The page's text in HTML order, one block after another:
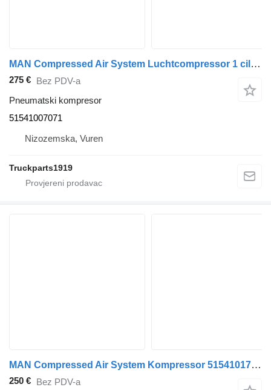
MAN Compressed Air System Luchtcompressor 1 cil 51541007071 pneumatski kompresor za kamiona
275 € Bez PDV-a
Pneumatski kompresor
51541007071
Nizozemska, Vuren
Truckparts1919
MAN Compressed Air System Kompressor 51541017247 pneumatski kompresor za kamiona
250 € Bez PDV-a